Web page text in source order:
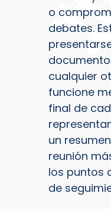
o
debates.
cualquier
funcione
final de
un
reunión
los puntos
de